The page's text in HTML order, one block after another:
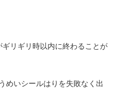
ギリギリ時以内に終わることが
めいシールはりを失敗なく出